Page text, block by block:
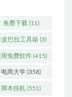
免费下载 (11)
皮巴拉工具箱 (3)
用免费软件 (415)
电商大学 (358)
脚本挂机 (551)